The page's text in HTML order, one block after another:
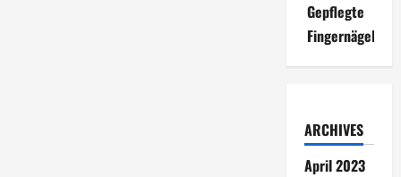
Gepflegte
Fingernägel
ARCHIVES
April 2023